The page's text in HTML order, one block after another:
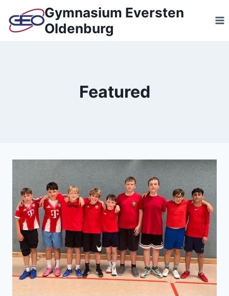
Inhalt
springen
Gymnasium Eversten
Oldenburg
Featured